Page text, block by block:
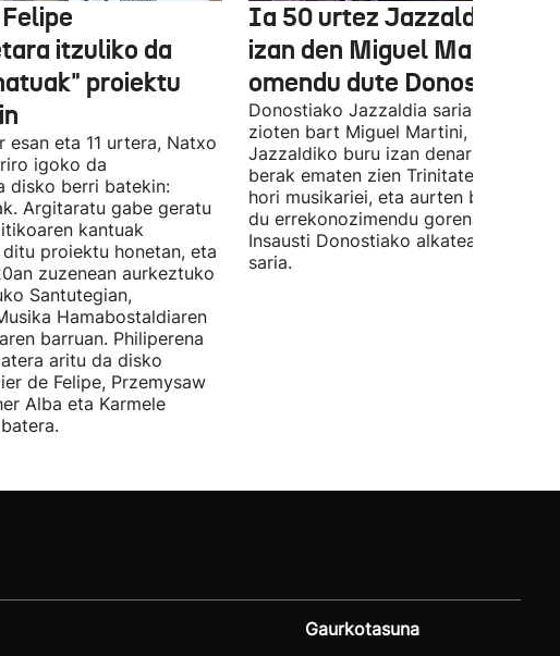
itzuliko da
proiektu
esan eta 11 urtera, Natxo
igoko da
disko berri batekin:
Argitaratu gabe geratu
kantuak
proiektu honetan, eta
zuzenean aurkeztuko
Santutegian,
Hamabostaldiaren
barruan. Philiperena
aritu da disko
de Felipe, Przemysaw
Alba eta Karmele
Ia 50 urtez Jazzaldiko
izan den Miguel Martin
omendu dute Donostian
Donostiako Jazzaldia saria eman
zioten bart Miguel Martini, ia 50
Jazzaldiko buru izan denari. Orain
berak ematen zien Trinitate Plazan
hori musikariei, eta aurten berak jaso
du errekonozimendu gorena. Jon
Insausti Donostiako alkateak eman
saria.
Gaurkotasuna